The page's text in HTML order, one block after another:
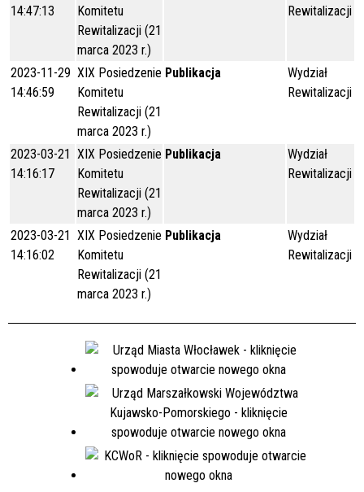
14:47:13
Komitetu
Rewitalizacji (21
marca 2023 r.)
Rewitalizacji
2023-11-29
14:46:59
XIX Posiedzenie
Komitetu
Rewitalizacji (21
marca 2023 r.)
Publikacja
Wydział
Rewitalizacji
2023-03-21
14:16:17
XIX Posiedzenie
Komitetu
Rewitalizacji (21
marca 2023 r.)
Publikacja
Wydział
Rewitalizacji
2023-03-21
14:16:02
XIX Posiedzenie
Komitetu
Rewitalizacji (21
marca 2023 r.)
Publikacja
Wydział
Rewitalizacji